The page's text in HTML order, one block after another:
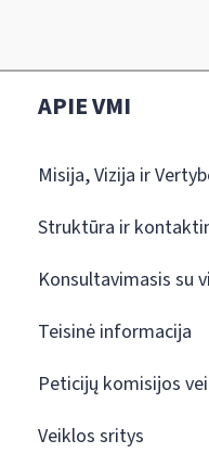
APIE VMI
Misija, Vizija ir
Struktūra ir
Konsultavimasis su
Teisinė informacija
Peticijų komisijos
Veiklos sritys